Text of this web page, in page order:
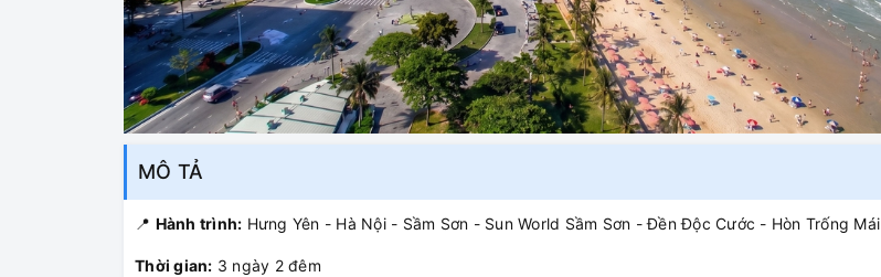
MÔ TẢ
📍 Hành trình: Hưng Yên - Hà Nội - Sầm Sơn - Sun World Sầm Sơn - Đền Độc Cước - Hòn Trống Mái
Thời gian: 3 ngày 2 đêm